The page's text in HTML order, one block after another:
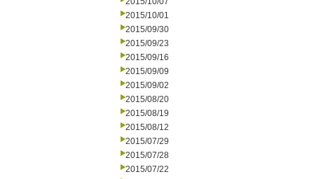
2015/10/01
2015/09/30
2015/09/23
2015/09/16
2015/09/09
2015/09/02
2015/08/20
2015/08/19
2015/08/12
2015/07/29
2015/07/28
2015/07/22